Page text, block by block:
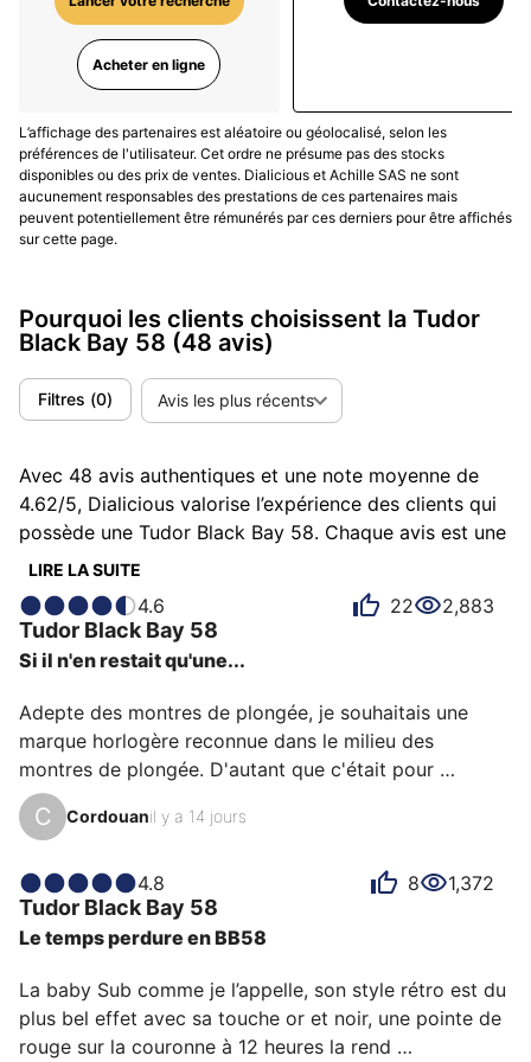
surtout confrontée à la réalité du terrain pour vous
aider à faire votre choix parmi les différentes
références... sans parler de la petite soeur, la
Pourchoisir la référence Tudor Black Bay 58qui vous
correspond le mieux, les avis clients Dialicious sont
une précieuse ressource pour évaluer les différents
modèles à travers l'expérience réelle des clients.
histoire...
Acheter en ligne
L’affichage des partenaires est aléatoire ou géolocalisé, selon les
préférences de l'utilisateur. Cet ordre ne présume pas des stocks
disponibles ou des prix de ventes. Dialicious et Achille SAS ne sont
aucunement responsables des prestations de ces partenaires mais
peuvent potentiellement être rémunérés par ces derniers pour être affichés
sur cette page.
Pourquoi les clients choisissent la Tudor
Black Bay 58 (48 avis)
Filtres (0) Avis les plus récents
Avec 48 avis authentiques et une note moyenne de
4.62/5, Dialicious valorise l’expérience des clients qui
possède une Tudor Black Bay 58. Chaque avis est une
source d’inspiration pour comprendre ce qui rend la
Tudor Black Bay 58 unique aux yeux de ses
possesseurs. Certains la décrivent comme aboutie,
d'autres comme polyvalente ou confortable et chacun
a des raisons personnelles d’aimer sa Black Bay 58
pour sa précision, son design ou encore son émotion.
LIRE LA SUITE
4.6 22 2,883
Tudor Black Bay 58
Si il n'en restait qu'une...
Adepte des montres de plongée, je souhaitais une
marque horlogère reconnue dans le milieu des
montres de plongée. D'autant que c'était pour
marquer mes 50 ans. Ayant équipée la marine
nationale, Tudor correspondait à mon cahier des
versatile que la pelagos. La navy représente plus
l'esprit Tudor que la gilt avec sa couleur "bleue Tudor".
Elle lui confère à mon sens plus de personnalité. La
chanfreins polis qui lui do…
C Cordouanil y a 14 jours
4.8 8 1,372
Tudor Black Bay 58
Le temps perdure en BB58
La baby Sub comme je l’appelle, son style rétro est du
plus bel effet avec sa touche or et noir, une pointe de
rouge sur la couronne à 12 heures la rend